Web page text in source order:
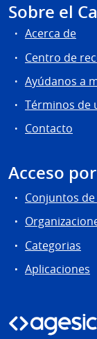
Sobre el
Acerca de
Centro de
Ayúdanos a
Términos de
Contacto
Acceso
Conjuntos
Categorias
Aplicaciones